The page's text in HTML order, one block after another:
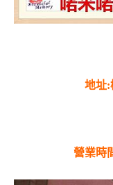
地址:
營業時